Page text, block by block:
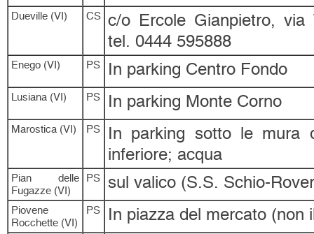
Dueville (VI) CS c/o Ercole Gianpietro, via
tel. 0444 595888
Enego (VI) PS In parking Centro Fondo
Lusiana (VI) PS In parking Monte Corno
Marostica (VI) PS
In parking sotto le mura
inferiore; acqua
Pian delle
Fugazze (VI)
PS sul valico (S.S. Schio-
Piovene
Rocchette (VI)
PS In piazza del mercato (non